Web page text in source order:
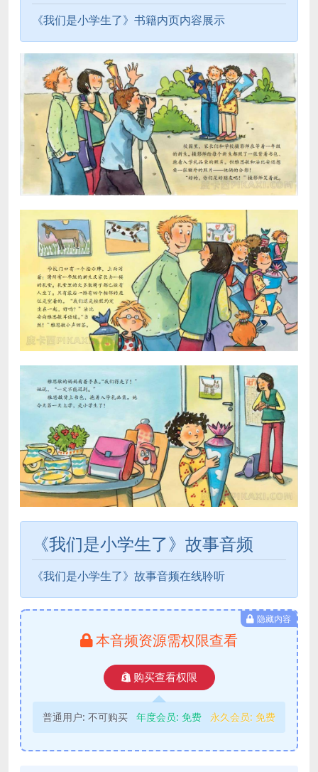
《我们是小学生了》书籍内页内容展示
《我们是小学生了》故事音频
《我们是小学生了》故事音频在线聆听
隐藏内容
本音频资源需权限查看
购买查看权限
普通用户: 不可购买 年度会员: 免费 永久会员: 免费